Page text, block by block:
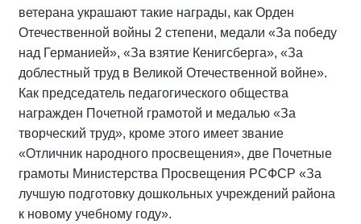
ветерана украшают такие награды, как Орден
Отечественной войны 2 степени, медали «За победу
над Германией», «За взятие Кенигсберга», «За
доблестный труд в Великой Отечественной войне».
Как председатель педагогического общества
награжден Почетной грамотой и медалью «За
творческий труд», кроме этого имеет звание
«Отличник народного просвещения», две Почетные
грамоты Министерства Просвещения РСФСР «За
лучшую подготовку дошкольных учреждений района
к новому учебному году».